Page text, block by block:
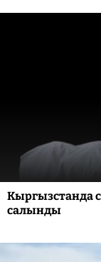
Кыргызстанда
салынды